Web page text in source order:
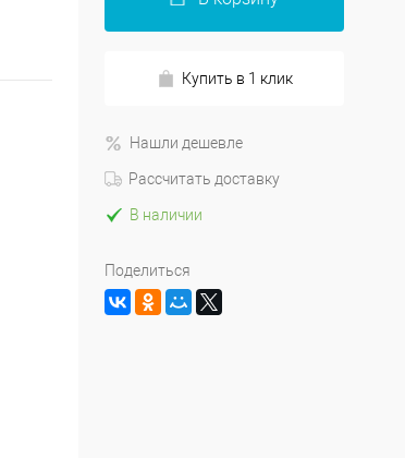
Купить в 1 клик
Нашли дешевле
Рассчитать доставку
В наличии
Поделиться